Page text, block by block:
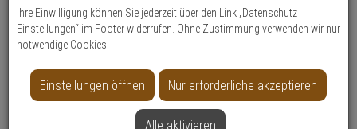
Suche
1
Zylinder messen
Ihre Einwilligung können Sie jederzeit über den Link „Datenschutz
Einstellungen“ im Footer widerrufen. Ohne Zustimmung verwenden wir nur
notwendige Cookies.
Einstellungen öffnen Nur erforderliche akzeptieren
Alle aktivieren